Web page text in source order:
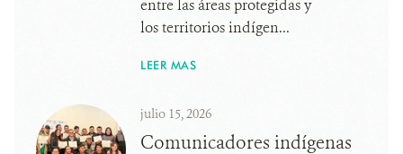
entre las áreas protegidas y
los territorios indígen...
LEER MAS
julio 15, 2026
Comunicadores indígenas